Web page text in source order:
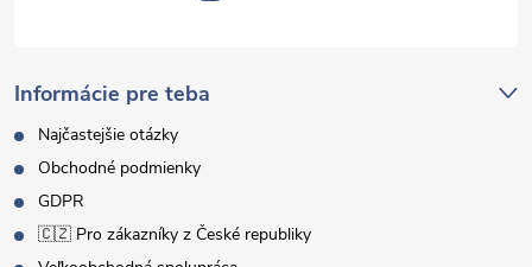
Informácie pre teba
Najčastejšie otázky
Obchodné podmienky
GDPR
🇨🇿 Pro zákazníky z České republiky